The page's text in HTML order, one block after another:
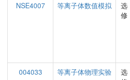
NSE4007
等离子体数值模拟
选
修
004033
等离子体物理实验
选